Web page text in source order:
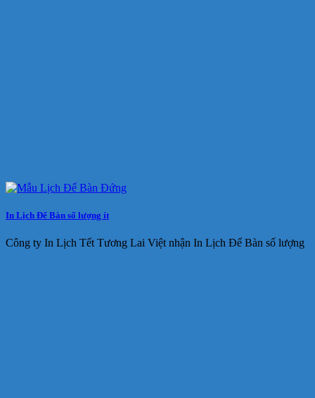
In Lịch Để Bàn số lượng ít
Công ty In Lịch Tết Tương Lai Việt nhận In Lịch Để Bàn số lượng